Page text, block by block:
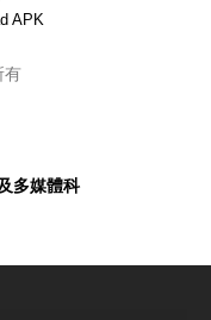
APK
有
多媒體科